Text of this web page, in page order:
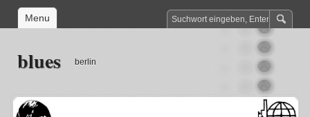
Menu
blues berlin